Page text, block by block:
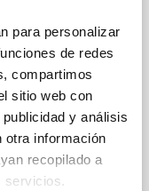
para personalizar
de redes
compartimos
sitio web con
y análisis
otra información
recopilado a
servicios.
con mando de 3
esfera
de dos vías o de 3
“T".
en sistemas